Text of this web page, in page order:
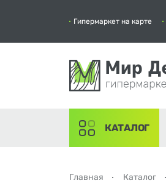
Гипермаркет на карте
КАТАЛОГ
Главная Каталог